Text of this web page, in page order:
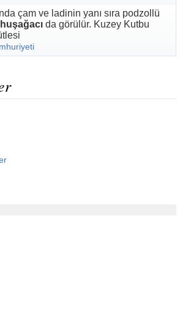
çam ve ladinin yanı sıra podzollü
huşağacı da görülür. Kuzey Kutbu